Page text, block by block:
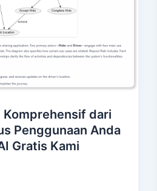
Komprehensif dari
Penggunaan Anda
Gratis Kami